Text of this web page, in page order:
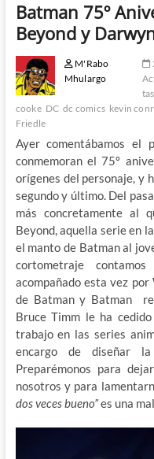
Batman 75º
Beyond y
M'Rabo
Mhulargo
tas
cooke DC dc comics kevin
Friedle
Ayer comentábamos el
conmemoran el 75º
orígenes del personaje, y
segundo y último. Del
más concretamente al
Beyond, aquella serie en
el manto de Batman al
cortometraje
acompañado esta vez
de Batman y Batman
Bruce Timm le ha
trabajo en las series
encargo de diseñar
Preparémonos para
nosotros y para
dos veces bueno”es una